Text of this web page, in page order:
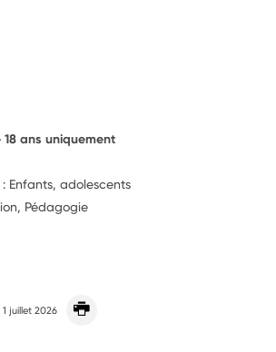
ans uniquement
: Enfants, adolescents
Pédagogie
1 juillet 2026